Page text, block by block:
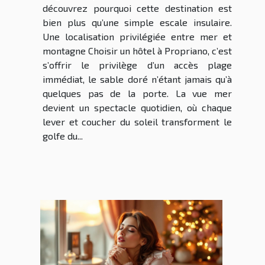
découvrez pourquoi cette destination est
bien plus qu’une simple escale insulaire.
Une localisation privilégiée entre mer et
montagne Choisir un hôtel à Propriano, c’est
s’offrir le privilège d’un accès plage
immédiat, le sable doré n’étant jamais qu’à
quelques pas de la porte. La vue mer
devient un spectacle quotidien, où chaque
lever et coucher du soleil transforment le
golfe du...